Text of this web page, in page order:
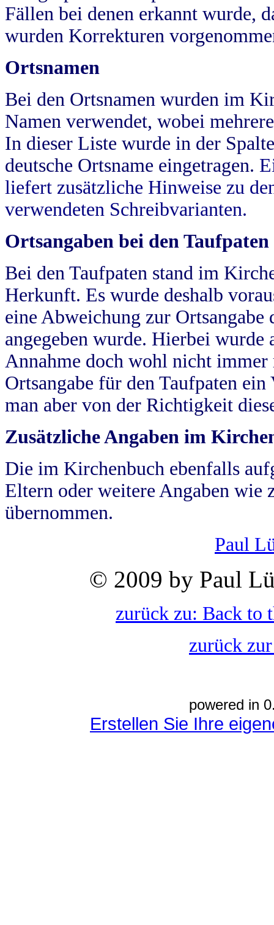
Fällen bei denen erkannt wurde,
wurden Korrekturen
Ortsnamen
Bei den Ortsnamen wurden im
Namen verwendet, wobei
In dieser Liste wurde in der
deutsche Ortsname eingetragen.
liefert zusätzliche Hinweise zu
verwendeten Schreibvarianten.
Ortsangaben bei den Taufpaten
Bei den Taufpaten stand im
Herkunft. Es wurde deshalb
eine Abweichung zur
angegeben wurde. Hierbei wurde
Annahme doch wohl nicht
Ortsangabe für den Taufpaten
man aber von der Richtigkeit
Zusätzliche Angaben im
Die im Kirchenbuch ebenfalls
Eltern oder weitere Angaben wie
übernommen.
Paul
© 2009 by Paul
zurück zu: Back to
zurück
powered in
Erstellen Sie Ihre